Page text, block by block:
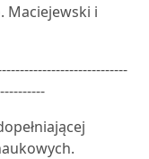
Maciejewski i